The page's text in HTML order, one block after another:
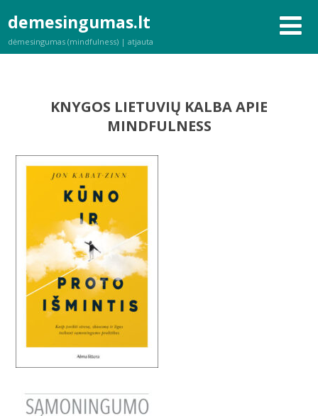
demesingumas.lt
dėmesingumas (mindfulness) | atjauta
KNYGOS LIETUVIŲ KALBA APIE
MINDFULNESS